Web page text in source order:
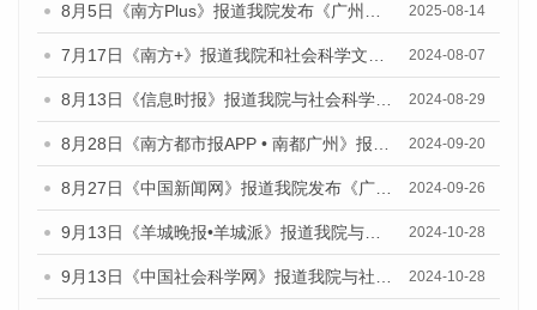
8月5日《南方Plus》报道我院发布《广州蓝皮书：广州城乡融合发展报告（2025）》的媒体文章 2025-08-14
7月17日《南方+》报道我院和社会科学文献出版社联合发布《广州蓝皮书：广州数字经济发展报告（2024）》的媒体文章 2024-08-07
8月13日《信息时报》报道我院与社会科学文献出版社联合发布的《广州蓝皮书：广州国际商贸中心发展报告（2024）》媒体文章 2024-08-29
8月28日《南方都市报APP • 南都广州》报道我院发布《广州蓝皮书：广州城市国际化发展报告（2024）》的媒体文章 2024-09-20
8月27日《中国新闻网》报道我院发布《广州蓝皮书：广州创新型城市发展报告（2024）》的媒体文章 2024-09-26
9月13日《羊城晚报•羊城派》报道我院与社会科学文献出版社联合发布了《广州蓝皮书：广州金融发展报告（2024）》的媒体文章 2024-10-28
9月13日《中国社会科学网》报道我院与社会科学文献出版社联合发布了《广州蓝皮书：广州金融发展报告（2024）》的媒体文章 2024-10-28